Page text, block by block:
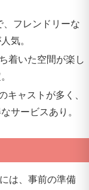
フレンドリーな
気。
着いた空間が楽し
キャストが多く、
サービスあり。
は、事前の準備